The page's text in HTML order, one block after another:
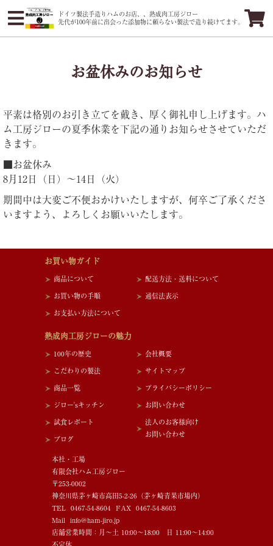
ドイツ製法手造りハムのお店、、熟成肉工房ジロー
先代が100年前に出会った添加物に頼らない製法で造り続けてます。
お盆休みのお知らせ
平素は格別のお引き立てを戴き、厚く御礼申し上げます。ハ
ム工房ジローの夏季休業を下記の通りお知らせさせていただ
きます。
■お盆休み
8月12日（日）～14日（火）
期間中は大変ご不便おかけいたしますが、何卒ご了承くださ
いますよう、よろしくお願いいたします。
お買い物ガイド
商品について
お買い物の手順
お支払い方法について
配送方法・送料について
通信法表示
熟成肉工房ジローの魅力
100年の歴史
こだわりの製法
商品一覧
ジロー'sキッチン
試食レポート
ブログ
会社概要
サイトマップ
プライバシーポリシー
お問い合わせ
法人のお客様向け
お問い合わせ
本社・工場
有限会社ハム工房ジロー
〒253-0002
神奈川県茅ヶ崎市高田5-2-26（茅ヶ崎青果市場内）
TEL 0467-54-8604 FAX 0467-54-8603
Mail info@ham-jiro.jp
店舗営業時間：月～土 10:00～18:00 日 11:00～14:00
不定休